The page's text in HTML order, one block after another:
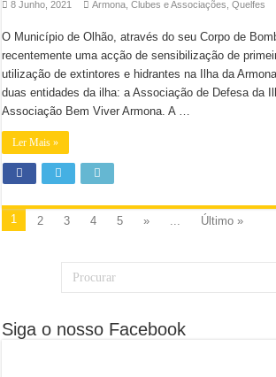
8 Junho, 2021 Armona ,Clubes e Associações ,Quelfes
O Município de Olhão, através do seu Corpo de
recentemente uma acção de sensibilização de
utilização de extintores e hidrantes na Ilha da
duas entidades da ilha: a Associação de Defesa da
Associação Bem Viver Armona. A …
Ler Mais »
1 2 3 4 5 » ... Último »
Siga o nosso Facebook